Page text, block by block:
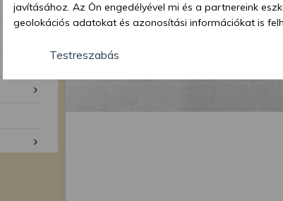
javításához. Az Ön engedélyével mi és a partnereink
geolokációs adatokat és azonosítási információkat is
hozzájárulhat ahhoz, hogy mi és a partnereink a fent
lehetőségként a hozzájárulás megadása vagy
megváltoztathatja beállításait. Felhívjuk figyelmét, hogy
feltétlenül szükséges az Ön hozzájárulása, de jogában
segítségével bármikor megváltoztathatja a beállításait.
Testreszabás